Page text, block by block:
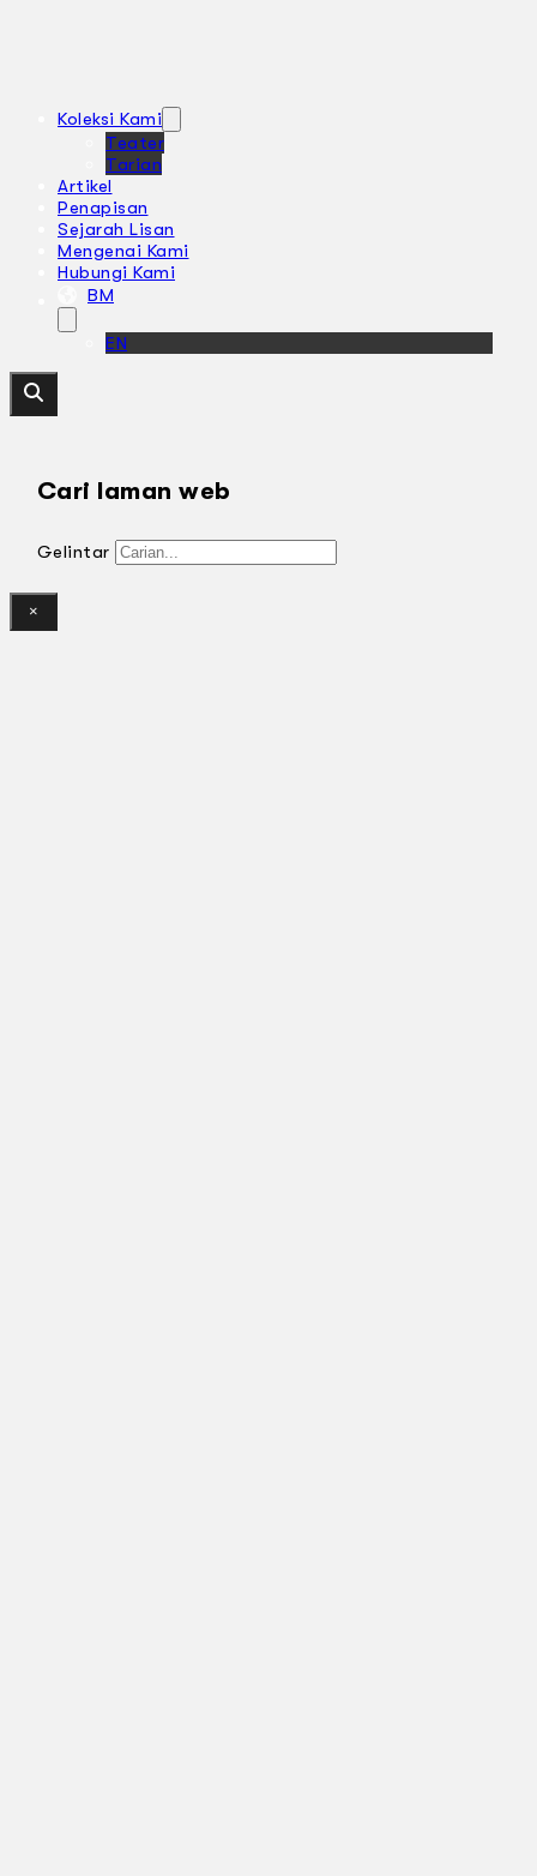
Koleksi Kami
Teater
Tarian
Artikel
Penapisan
Sejarah Lisan
Mengenai Kami
Hubungi Kami
BM
EN
Cari laman web
Gelintar
×